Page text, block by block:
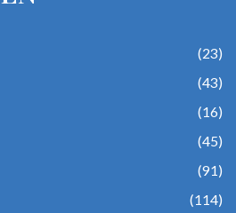
(23)
(43)
(16)
(45)
(91)
(114)